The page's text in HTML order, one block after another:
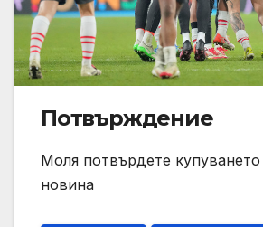
Потвърждение
Моля потвърдете
новина